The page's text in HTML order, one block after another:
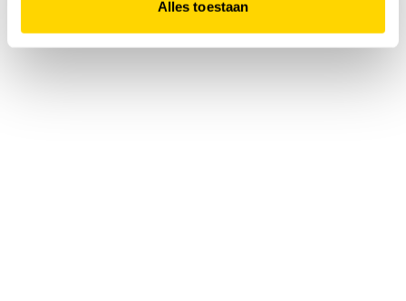
Alles toestaan